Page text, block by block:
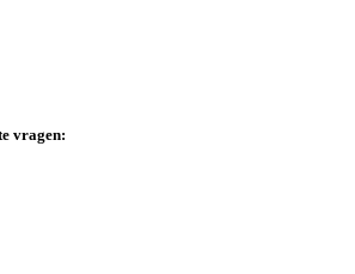
vragen: